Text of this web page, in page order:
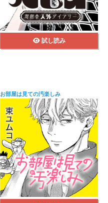
試し読み
お部屋は見ての汚楽しみ